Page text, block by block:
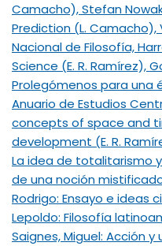
Camacho), Stefan
Prediction (L. Camacho),
Nacional de Filosofía,
Science (E. R. Ramírez),
Prolegómenos para una
Anuario de Estudios
concepts of space and
development (E. R.
La idea de totalitarismo
de una noción
Rodrigo: Ensayo e ideas
Lepoldo: Filosofía
Saignes, Miguel: Acción